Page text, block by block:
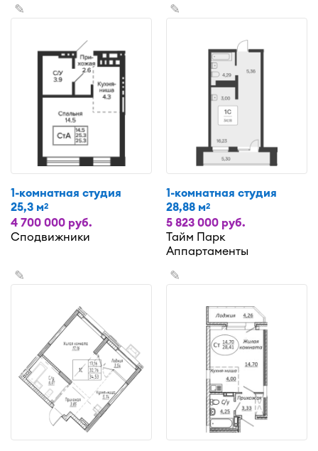
✎
1-комнатная студия
25,3 м2
4 700 000 руб.
Сподвижники
✎
1-комнатная студия
28,88 м2
5 823 000 руб.
Тайм Парк
Аппартаменты
✎ ✎